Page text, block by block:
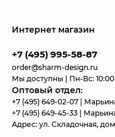
Интернет магазин
+7 (495) 995-58-87
order@sharm-design.ru
Мы доступны | Пн-Вс:
Оптовый отдел:
+7 (495) 649-02-07 |
+7 (495) 649-45-33 |
Адрес: ул. Складочная, дом